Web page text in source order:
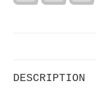
c
i
a
DESCRIPTION